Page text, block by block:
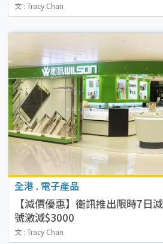
文 : Tracy Chan
全港 . 電子產品
【減價優惠】衛訊推出限時7日
號激減$3000
文 : Tracy Chan